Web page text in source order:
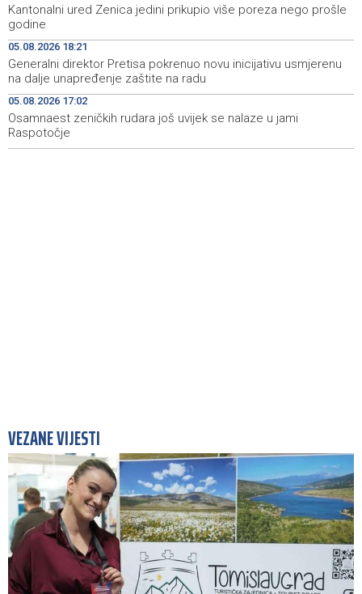
11:42
registracije sportskih organizacija
11:38
Najmanje 21 osoba je umrla u Južnoj Koreji u toplotnom
talasu
11:34
Central Bank of Bosnia and Herzegovina officially
applies for SEPA membership
Kantonalni ured Zenica jedini prikupio više poreza nego prošle
godine
05.08.2026 18:21
Generalni direktor Pretisa pokrenuo novu inicijativu usmjerenu
na dalje unapređenje zaštite na radu
05.08.2026 17:02
Osamnaest zeničkih rudara još uvijek se nalaze u jami
Raspotočje
VEZANE VIJESTI